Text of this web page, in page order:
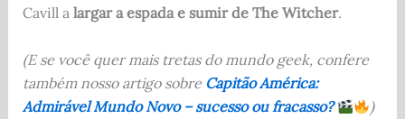
Cavill a largar a espada e sumir de The Witcher.
(E se você quer mais tretas do mundo geek, confere
também nosso artigo sobre Capitão América:
Admirável Mundo Novo – sucesso ou fracasso?
)